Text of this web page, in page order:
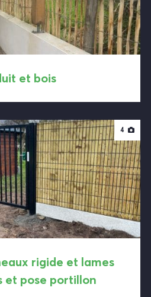
et bois
4
rigide et lames
et pose portillon